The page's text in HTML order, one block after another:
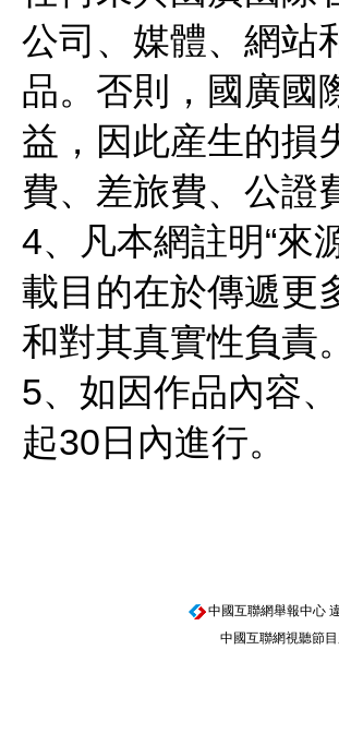
公司、媒體、網站
品。否則，國廣國
益，因此産生的損
費、差旅費、公證
4、凡本網註明“來
載目的在於傳遞更
和對其真實性負責。
5、如因作品內容
起30日內進行。
中國互聯網舉報中心
中國互聯網視聽節